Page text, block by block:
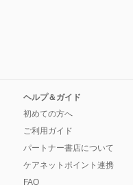
ヘルプ＆ガイド
初めての方へ
ご利用ガイド
パートナー書店について
ケアネットポイント連携
FAQ